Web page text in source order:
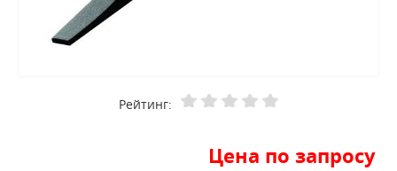
Рейтинг:
Цена по запросу